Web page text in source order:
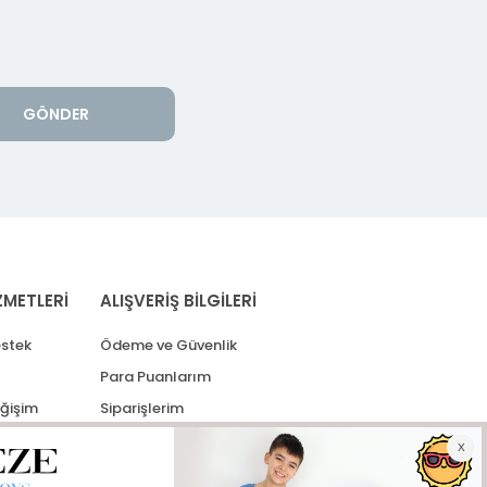
GÖNDER
ALIŞVERİŞ BİLGİLERİ
Ödeme ve Güvenlik
Para Puanlarım
Siparişlerim